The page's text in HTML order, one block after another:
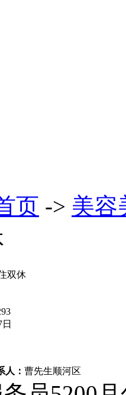
页 -> 美容
双休
人： 曹先生顺河区